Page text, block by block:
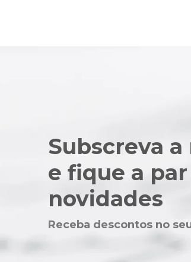
Subscreva
e fique a
novidades
Receba descontos no